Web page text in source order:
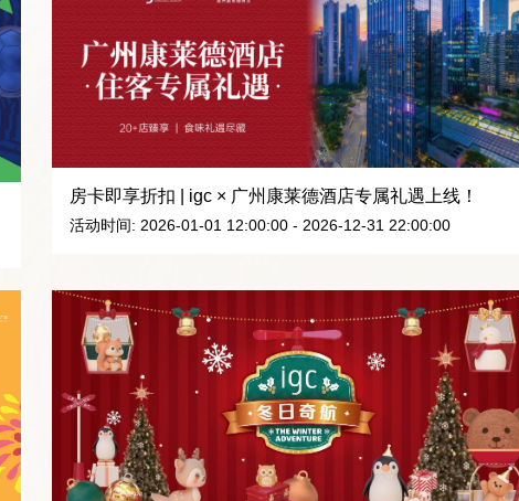
房卡即享折扣 | igc × 广州康莱德酒店专属礼遇上线！
活动时间: 2026-01-01 12:00:00 - 2026-12-31 22:00:00